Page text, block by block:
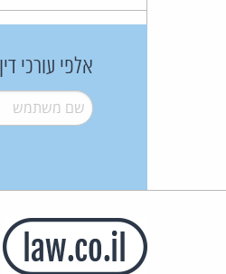
אלפי עורכי
שם משתמש*